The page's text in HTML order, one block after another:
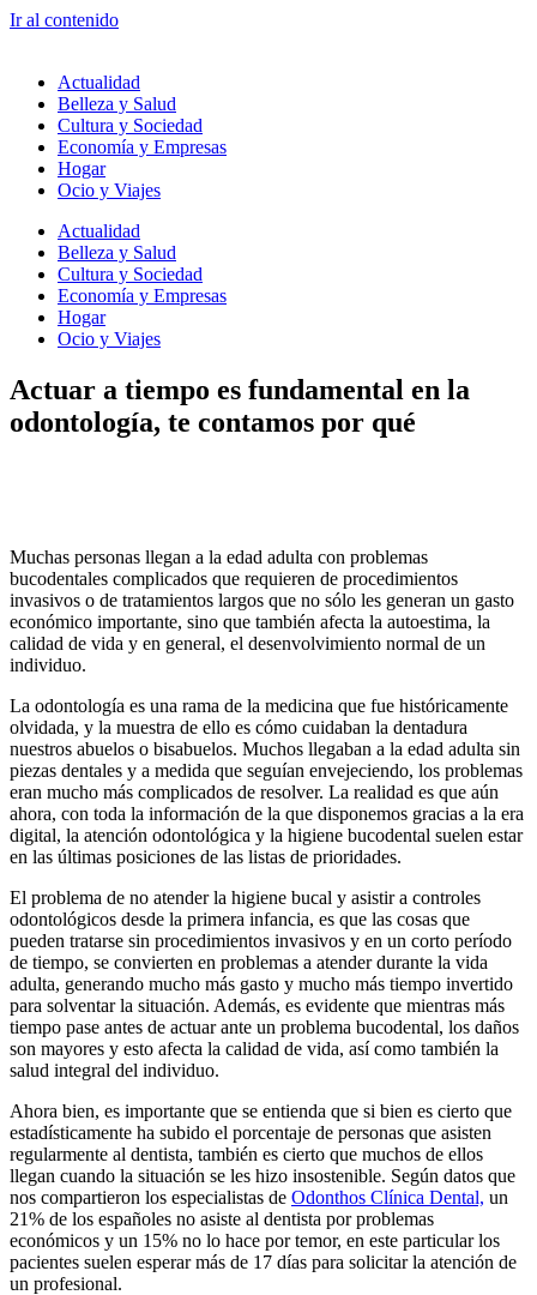
Ir al contenido
Actualidad
Belleza y Salud
Cultura y Sociedad
Economía y Empresas
Hogar
Ocio y Viajes
Actualidad
Belleza y Salud
Cultura y Sociedad
Economía y Empresas
Hogar
Ocio y Viajes
Actuar a tiempo es fundamental en la
odontología, te contamos por qué
Muchas personas llegan a la edad adulta con problemas
bucodentales complicados que requieren de procedimientos
invasivos o de tratamientos largos que no sólo les generan un gasto
económico importante, sino que también afecta la autoestima, la
calidad de vida y en general, el desenvolvimiento normal de un
individuo.
La odontología es una rama de la medicina que fue históricamente
olvidada, y la muestra de ello es cómo cuidaban la dentadura
nuestros abuelos o bisabuelos. Muchos llegaban a la edad adulta sin
piezas dentales y a medida que seguían envejeciendo, los problemas
eran mucho más complicados de resolver. La realidad es que aún
ahora, con toda la información de la que disponemos gracias a la era
digital, la atención odontológica y la higiene bucodental suelen estar
en las últimas posiciones de las listas de prioridades.
El problema de no atender la higiene bucal y asistir a controles
odontológicos desde la primera infancia, es que las cosas que
pueden tratarse sin procedimientos invasivos y en un corto período
de tiempo, se convierten en problemas a atender durante la vida
adulta, generando mucho más gasto y mucho más tiempo invertido
para solventar la situación. Además, es evidente que mientras más
tiempo pase antes de actuar ante un problema bucodental, los daños
son mayores y esto afecta la calidad de vida, así como también la
salud integral del individuo.
Ahora bien, es importante que se entienda que si bien es cierto que
estadísticamente ha subido el porcentaje de personas que asisten
regularmente al dentista, también es cierto que muchos de ellos
llegan cuando la situación se les hizo insostenible. Según datos que
nos compartieron los especialistas de Odonthos Clínica Dental, un
21% de los españoles no asiste al dentista por problemas
económicos y un 15% no lo hace por temor, en este particular los
pacientes suelen esperar más de 17 días para solicitar la atención de
un profesional.